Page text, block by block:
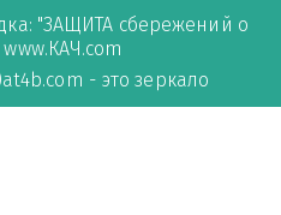
"ЗАЩИТА сбережений о
- это зеркало